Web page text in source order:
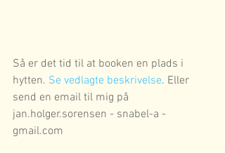
Så er det tid til at booken en plads i
hytten. Se vedlagte beskrivelse. Eller
send en email til mig på
jan.holger.sorensen - snabel-a -
gmail.com